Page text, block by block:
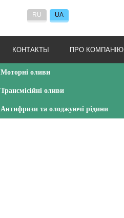
RU UA
КОНТАКТЫ ПРО КОМПАНІЮ
Моторні оливи
Трансмісійні оливи
Антифризи та олоджуючі рідини